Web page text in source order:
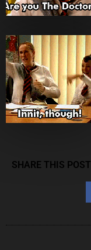
SHARE THIS POST